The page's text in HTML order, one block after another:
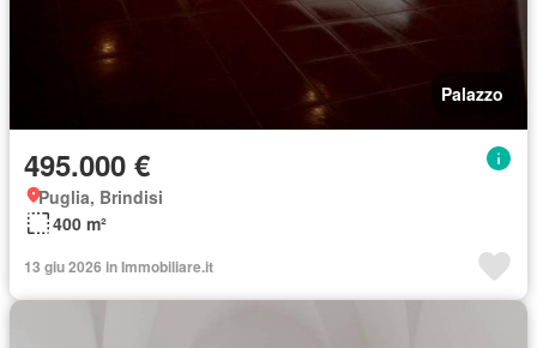
Palazzo
495.000 €
Puglia, Brindisi
400 m²
13 giu 2026 in Immobiliare.it